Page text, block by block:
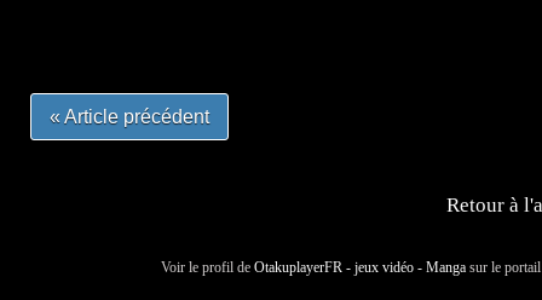
« Article précédent
Retour à
Voir le profil de OtakuplayerFR - jeux vidéo - Manga sur le